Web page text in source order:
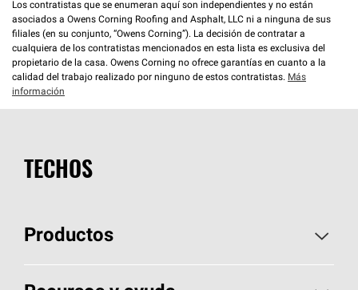
Los contratistas que se enumeran aquí son independientes y no están
asociados a Owens Corning Roofing and Asphalt, LLC ni a ninguna de sus
filiales (en su conjunto, “Owens Corning”). La decisión de contratar a
cualquiera de los contratistas mencionados en esta lista es exclusiva del
propietario de la casa. Owens Corning no ofrece garantías en cuanto a la
calidad del trabajo realizado por ninguno de estos contratistas. Más
información
TECHOS
Productos
Elija sus tejas